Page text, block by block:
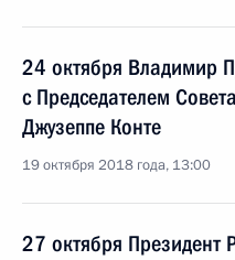
24 октября Владимир
с Председателем
Джузеппе Конте
19 октября 2018 года, 13:00
27 октября Президент